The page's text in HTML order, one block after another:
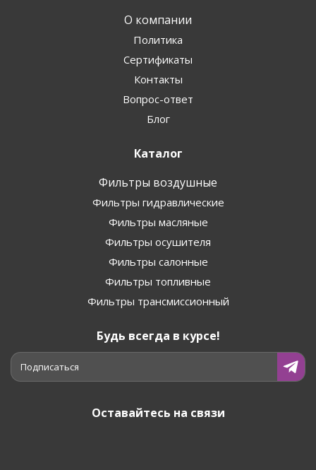
О компании
Политика
Сертификаты
Контакты
Вопрос-ответ
Блог
Каталог
Фильтры воздушные
Фильтры гидравлические
Фильтры масляные
Фильтры осушителя
Фильтры салонные
Фильтры топливные
Фильтры трансмиссионный
Будь всегда в курсе!
Подписаться
Оставайтесь на связи